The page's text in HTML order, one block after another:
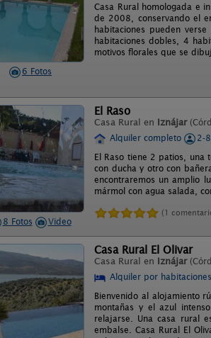
6 Fotos
Casa Rural homologada e
de 2008, conservando el
habitaciones pueden
habitaciones dobles, 4
motivos florales que se
8 Fotos Video
El Raso
Casa Rural en Iznájar
Alquiler completo
2-
El Raso tiene 2 patios,
con ducha y otro con
encontraremos un amplio
mármol con agua salada,
(1
Casa Rural El Olivar
Casa Rural en Iznájar
Alquiler por habitaciones
Bienvenido al alojamiento
montañas y el azul
relajarse. Una casa rural
embalse. Casa Rural El